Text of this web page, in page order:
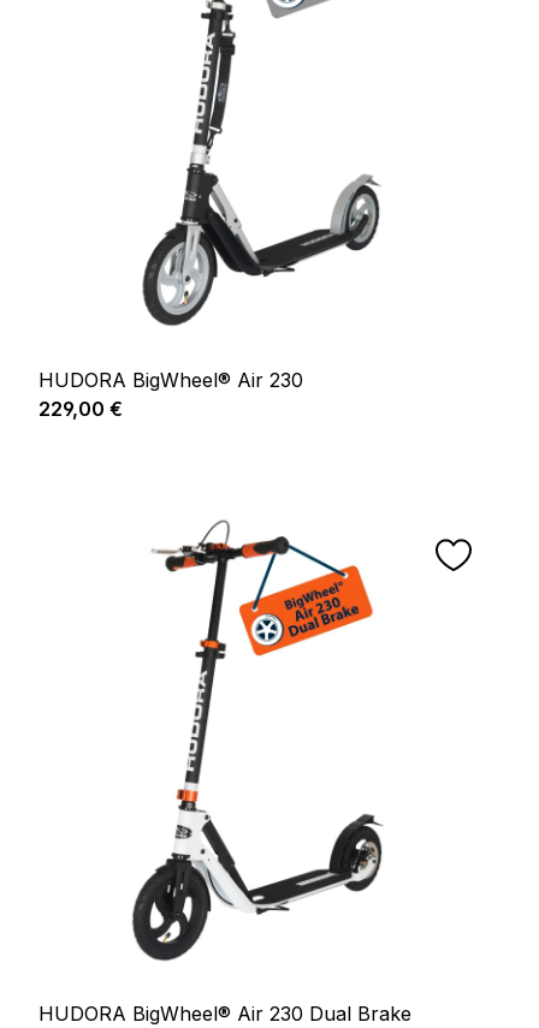
HUDORA BigWheel® Air 230
Regulärer Preis:
229,00 €
HUDORA BigWheel® Air 230 Dual Brake